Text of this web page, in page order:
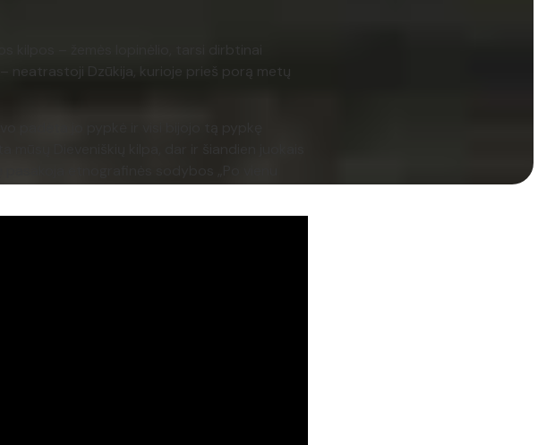
neatrastoji Dzūkija, kurioje prieš porą metų
padėta jo pypkė ir visi bijojo tą pypkę